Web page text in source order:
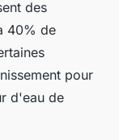
des
40% de
pour
d'eau de